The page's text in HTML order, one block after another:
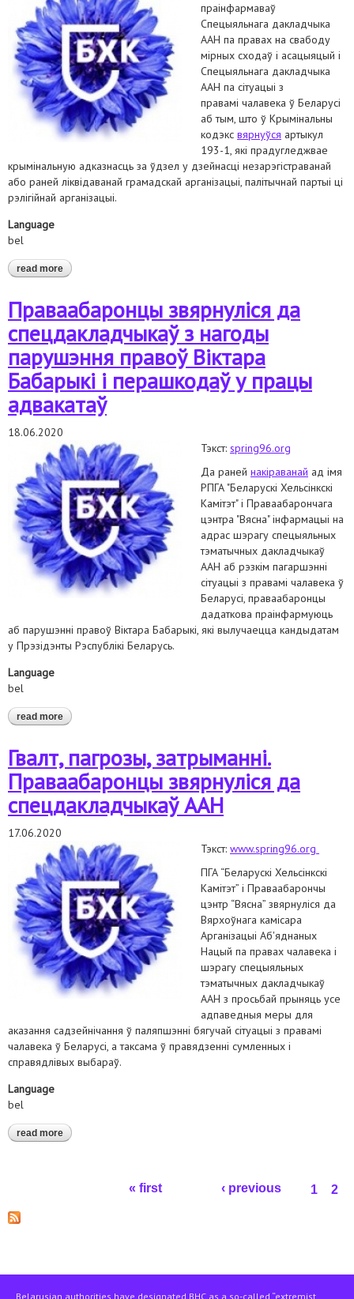
праінфармаваў
Спецыяльнага дакладчыка
ААН па правах на свабоду
мірных сходаў і асацыяцый і
Спецыяльнага дакладчыка
ААН па сітуацыі з
правамі чалавека ў Беларусі
аб тым, што ў Крымінальны
кодэкс вярнуўся артыкул
193-1, які прадугледжвае
крымінальную адказнасць за ўдзел у дзейнасці незарэгістраванай
або раней ліквідаванай грамадскай арганізацыі, палітычнай партыі ці
рэлігійнай арганізацыі.
Language
bel
read more about зварот да спецдакладчыкаў аан па арт. 193-1
Праваабаронцы звярнуліся да
спецдакладчыкаў з нагоды
парушэння правоў Віктара
Бабарыкі і перашкодаў у працы
адвакатаў
18.06.2020
Тэкст: spring96.org
Да раней накіраванай ад імя
РПГА "Беларускі Хельсінкскі
Камітэт" і Праваабарончага
цэнтра "Вясна" інфармацыі на
адрас шэрагу спецыяльных
тэматычных дакладчыкаў
ААН аб рэзкім пагаршэнні
сітуацыі з правамі чалавека ў
Беларусі, праваабаронцы
дадаткова праінфармуюць
аб парушэнні правоў Віктара Бабарыкі, які вылучаецца кандыдатам
у Прэзідэнты Рэспублікі Беларусь.
Language
bel
read more about праваабаронцы звярнуліся да спецдакладчыкаў з
нагоды парушэння правоў віктара бабарыкі і перашкодаў у
Гвалт, пагрозы, затрыманні.
Праваабаронцы звярнуліся да
спецдакладчыкаў ААН
17.06.2020
Тэкст: www.spring96.org
ПГА “Беларускі Хельсінкскі
Камітэт” і Праваабарончы
цэнтр “Вясна” звярнуліся да
Вярхоўнага камісара
Арганізацыі Аб'яднаных
Нацый па правах чалавека і
шэрагу спецыяльных
тэматычных дакладчыкаў
ААН з просьбай прыняць усе
адпаведныя меры для
аказання садзейнічання ў паляпшэнні бягучай сітуацыі з правамі
чалавека ў Беларусі, а таксама ў правядзенні сумленных і
справядлівых выбараў.
Language
bel
read more about гвалт, пагрозы, затрыманні. праваабаронцы звярнуліся
да спецдакладчыкаў аан
« first ‹ previous 1 2
Belarusian authorities have designated BHC as a so-called “extremist